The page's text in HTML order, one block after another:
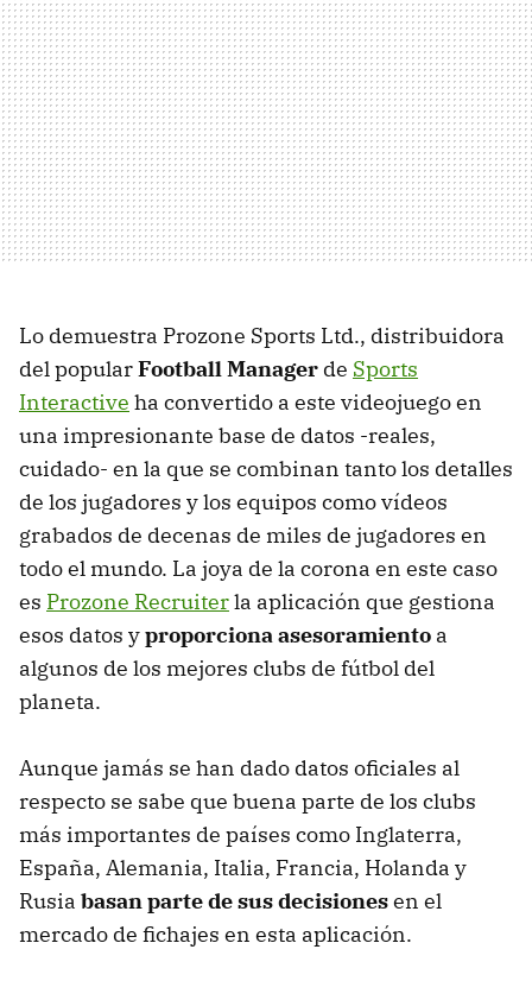
Lo demuestra Prozone Sports Ltd., distribuidora
del popularFootball Manager de Sports
Interactive ha convertido a este videojuego en
una impresionante base de datos -reales,
cuidado- en la que se combinan tanto los detalles
de los jugadores y los equipos como vídeos
grabados de decenas de miles de jugadores en
todo el mundo. La joya de la corona en este caso
es Prozone Recruiterla aplicación que gestiona
esos datos yproporciona asesoramiento a
algunos de los mejores clubs de fútbol del
planeta.
Aunque jamás se han dado datos oficiales al
respecto se sabe que buena parte de los clubs
más importantes de países como Inglaterra,
España, Alemania, Italia, Francia, Holanda y
Rusia basan parte de sus decisionesen el
mercado de fichajes en esta aplicación.